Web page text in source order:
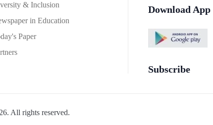
& Inclusion
in Education
Paper
Download App
Subscribe
All rights reserved.